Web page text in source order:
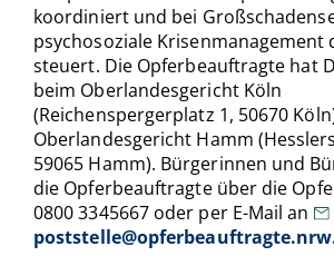
koordiniert und bei
psychosoziale Krisenmanagement
steuert. Die Opferbeauftragte hat
beim Oberlandesgericht Köln
(Reichenspergerplatz 1, 50670
Oberlandesgericht Hamm
59065 Hamm). Bürgerinnen und
die Opferbeauftragte über die
0800 3345667 oder per E-Mail an